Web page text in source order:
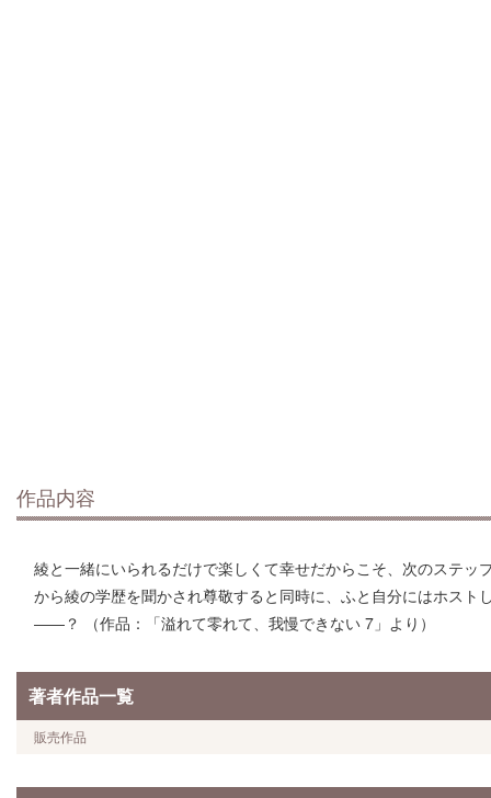
作品内容
綾と一緒にいられるだけで楽しくて幸せだからこそ、次のステッ
から綾の学歴を聞かされ尊敬すると同時に、ふと自分にはホスト
――？ （作品：「溢れて零れて、我慢できない 7」より）
著者作品一覧
販売作品